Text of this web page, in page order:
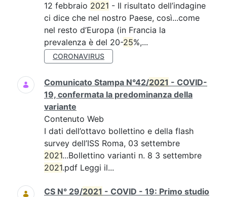
12 febbraio 2021 - Il risultato dell’indagine
ci dice che nel nostro Paese, così...come
nel resto d’Europa (in Francia la
prevalenza è del 20-25%,...
CORONAVIRUS
Comunicato Stampa N°42/2021 - COVID-
19, confermata la predominanza della
variante
Contenuto Web
I dati dell’ottavo bollettino e della flash
survey dell’ISS Roma, 03 settembre
2021...Bollettino varianti n. 8 3 settembre
2021.pdf Leggi il...
CS N° 29/2021 - COVID - 19: Primo studio